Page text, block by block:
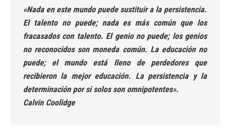
«Nada en este mundo puede sustituir a la persistencia.
El talento no puede; nada es más común que los
fracasados con talento. El genio no puede; los genios
no reconocidos son moneda común. La educación no
puede; el mundo está lleno de perdedores que
recibieron la mejor educación. La persistencia y la
determinación por si solos son omnipotentes».
Calvin Coolidge